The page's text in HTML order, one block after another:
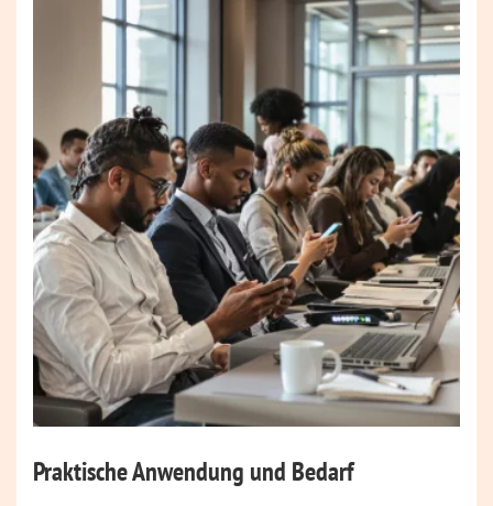
Praktische Anwendung und Bedarf